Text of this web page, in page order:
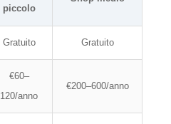
piccolo
Gratuito Gratuito
€60–
120/anno
€200–600/anno